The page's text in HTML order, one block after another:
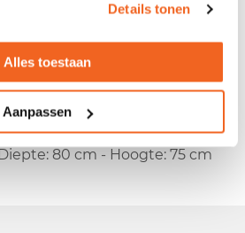
Details tonen
Alles toestaan
Aanpassen
blad - 4-poots onderstel
poten: zwart
80 cm - Hoogte: 75 cm